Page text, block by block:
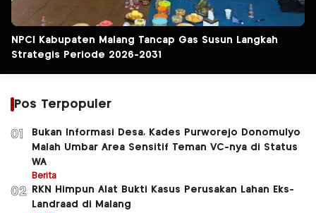
NPCI Kabupaten Malang Tancap Gas Susun Langkah
Strategis Periode 2026-2031
Pos Terpopuler
01
Bukan Informasi Desa, Kades Purworejo Donomulyo
Malah Umbar Area Sensitif Teman VC-nya di Status
WA
Berita
02
RKN Himpun Alat Bukti Kasus Perusakan Lahan Eks-
Landraad di Malang